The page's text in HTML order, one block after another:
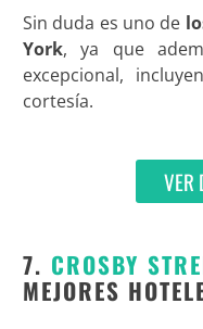
Sin duda es uno de
York, ya que
excepcional,
cortesía.
VER
7. CROSBY
MEJORES